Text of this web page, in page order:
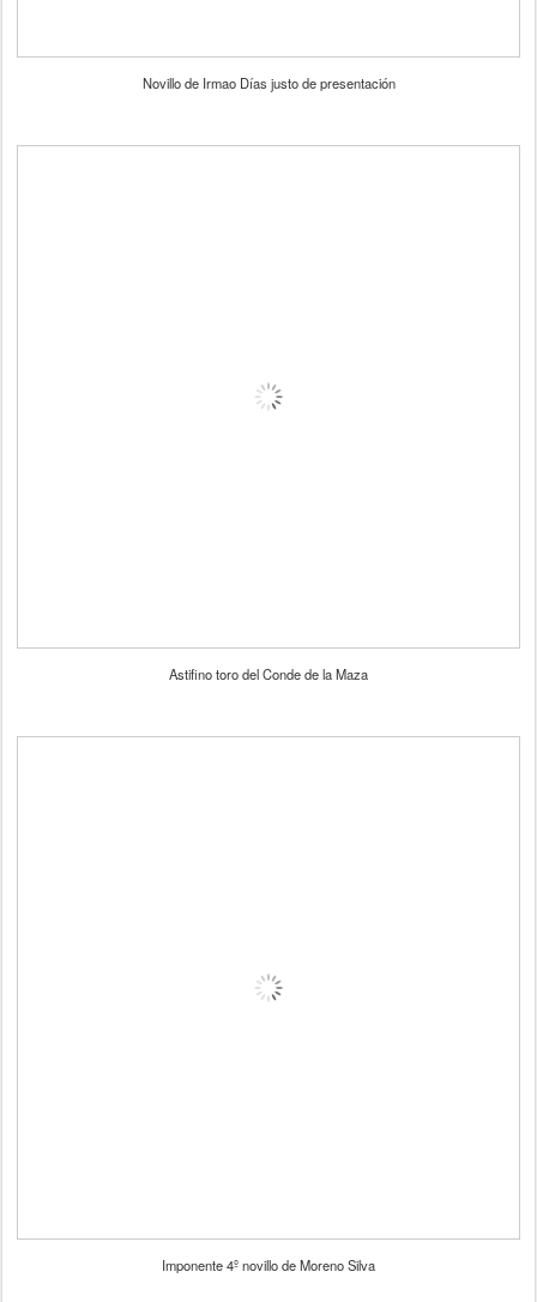
Novillo de Irmao Días justo de presentación
Astifino toro del Conde de la Maza
Imponente 4º novillo de Moreno Silva